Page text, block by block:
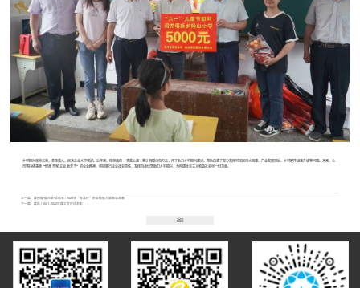
乡村振兴使命光荣，责任重大，民营企业义不容辞。近年来，桂林南药 “青蒿公益”累计捐赠约百万元，用于助力乡村振兴建设，帮助改善了部分贫困村居民用水困难、产业发展滞后、乡村硬件设施升级等问题。未来，公
司将持续秉承“修身 齐家 立业 助天下”的企业精神，积极履行企业社会责任，发挥自身优势助力乡村振兴，为构建社会主义和谐社会尽一份力量。
上一篇：
赛技能•展风采•促成长 | 2022年“青蒿杯”职业技能大赛圆满落幕
下一篇：喜报 | 2021~2022年度工会评优表彰
返回